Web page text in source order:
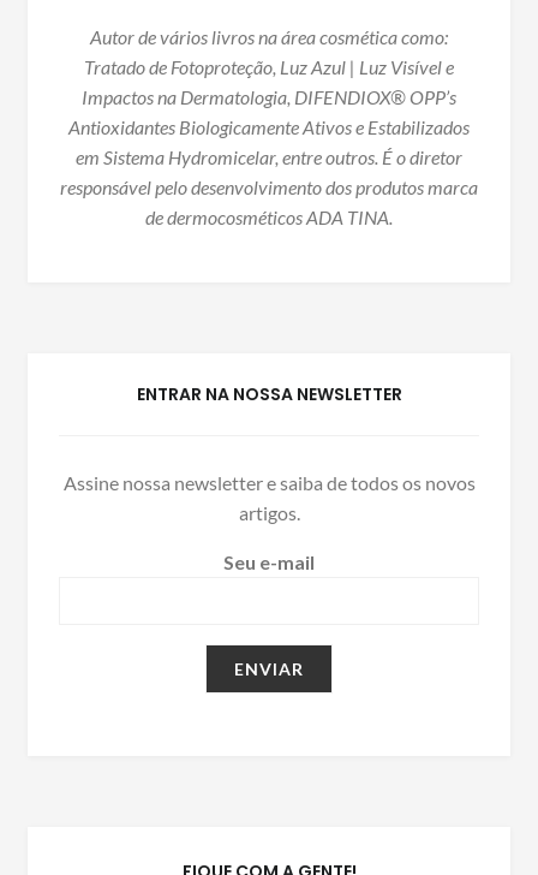
Autor de vários livros na área cosmética como:
Tratado de Fotoproteção, Luz Azul | Luz Visível e
Impactos na Dermatologia, DIFENDIOX® OPP’s
Antioxidantes Biologicamente Ativos e Estabilizados
em Sistema Hydromicelar, entre outros. É o diretor
responsável pelo desenvolvimento dos produtos marca
de dermocosméticos ADA TINA.
ENTRAR NA NOSSA NEWSLETTER
Assine nossa newsletter e saiba de todos os novos
artigos.
Seu e-mail